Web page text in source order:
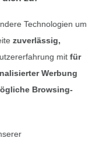
Technologien um
zuverlässig,
mitfür
Werbung
Browsing-